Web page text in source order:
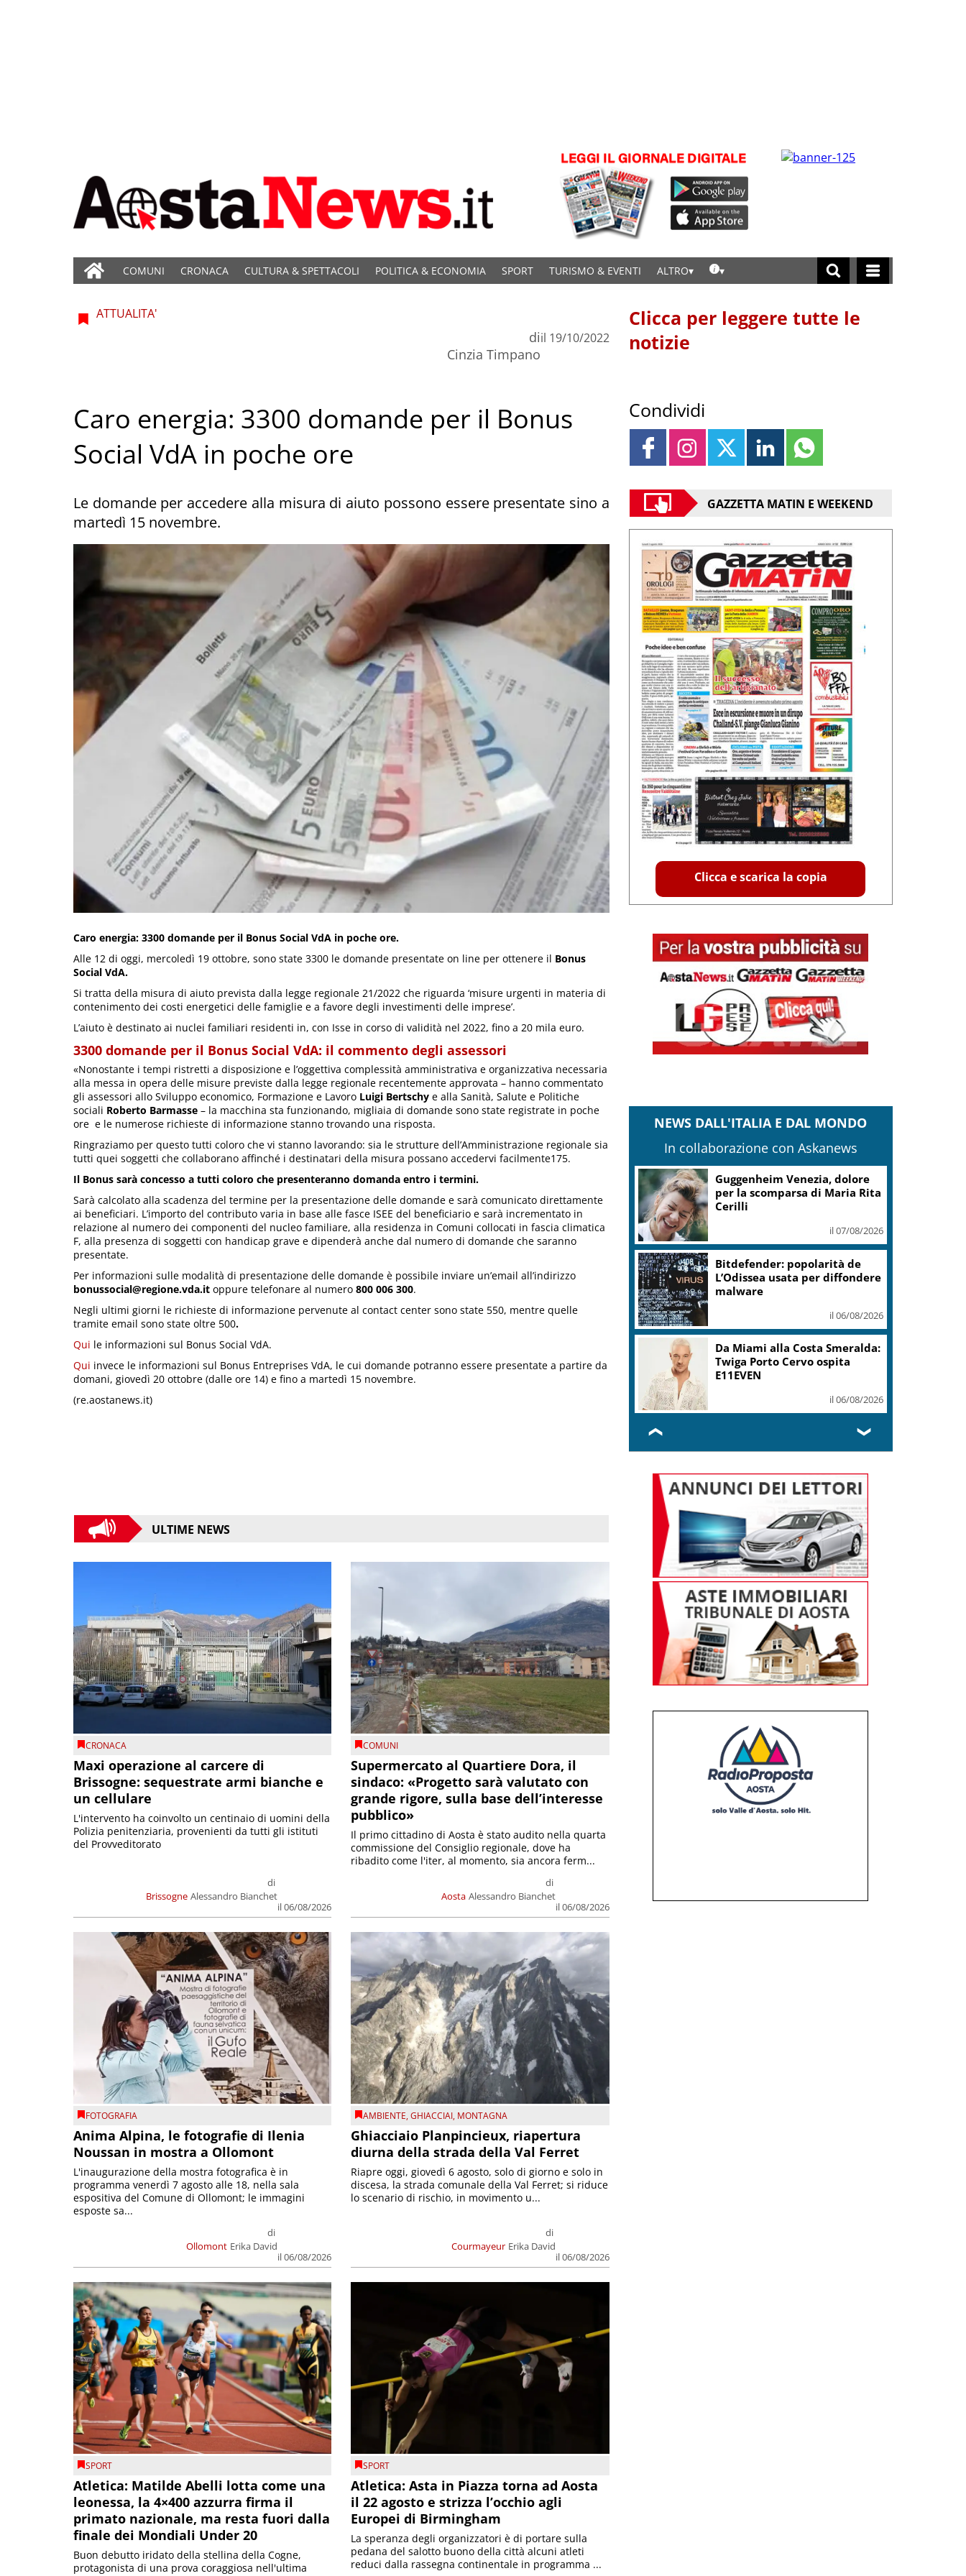
COMUNI CRONACA CULTURA & SPETTACOLI POLITICA & ECONOMIA SPORT TURISMO & EVENTI ALTRO
ATTUALITA'
di
Cinzia Timpano
il 19/10/2022
Caro energia: 3300 domande per il Bonus
Social VdA in poche ore
Le domande per accedere alla misura di aiuto possono essere presentate sino a
martedì 15 novembre.
Caro energia: 3300 domande per il Bonus Social VdA in poche ore.
Alle 12 di oggi, mercoledì 19 ottobre, sono state 3300 le domande presentate on line per ottenere il Bonus
Social VdA.
Si tratta della misura di aiuto prevista dalla legge regionale 21/2022 che riguarda ‘misure urgenti in materia di
contenimento dei costi energetici delle famiglie e a favore degli investimenti delle imprese’.
L’aiuto è destinato ai nuclei familiari residenti in, con Isse in corso di validità nel 2022, fino a 20 mila euro.
3300 domande per il Bonus Social VdA: il commento degli assessori
«Nonostante i tempi ristretti a disposizione e l’oggettiva complessità amministrativa e organizzativa necessaria
alla messa in opera delle misure previste dalla legge regionale recentemente approvata – hanno commentato
gli assessori allo Sviluppo economico, Formazione e Lavoro Luigi Bertschy e alla Sanità, Salute e Politiche
sociali Roberto Barmasse – la macchina sta funzionando, migliaia di domande sono state registrate in poche
ore e le numerose richieste di informazione stanno trovando una risposta.
Ringraziamo per questo tutti coloro che vi stanno lavorando: sia le strutture dell’Amministrazione regionale sia
tutti quei soggetti che collaborano affinché i destinatari della misura possano accedervi facilmente175.
Il Bonus sarà concesso a tutti coloro che presenteranno domanda entro i termini.
Sarà calcolato alla scadenza del termine per la presentazione delle domande e sarà comunicato direttamente
ai beneficiari. L’importo del contributo varia in base alle fasce ISEE del beneficiario e sarà incrementato in
relazione al numero dei componenti del nucleo familiare, alla residenza in Comuni collocati in fascia climatica
F, alla presenza di soggetti con handicap grave e dipenderà anche dal numero di domande che saranno
presentate.
Per informazioni sulle modalità di presentazione delle domande è possibile inviare un’email all’indirizzo
bonussocial@regione.vda.it oppure telefonare al numero 800 006 300.
Negli ultimi giorni le richieste di informazione pervenute al contact center sono state 550, mentre quelle
tramite email sono state oltre 500.
Qui le informazioni sul Bonus Social VdA.
Qui invece le informazioni sul Bonus Entreprises VdA, le cui domande potranno essere presentate a partire da
domani, giovedì 20 ottobre (dalle ore 14) e fino a martedì 15 novembre.
(re.aostanews.it)
ULTIME NEWS
CRONACA
Maxi operazione al carcere di
Brissogne: sequestrate armi bianche e
un cellulare
Brissogne
di
Alessandro Bianchet
il 06/08/2026
L'intervento ha coinvolto un centinaio di uomini della
Polizia penitenziaria, provenienti da tutti gli istituti
del Provveditorato
COMUNI
Supermercato al Quartiere Dora, il
sindaco: «Progetto sarà valutato con
grande rigore, sulla base dell’interesse
pubblico»
Aosta
di
Alessandro Bianchet
il 06/08/2026
Il primo cittadino di Aosta è stato audito nella quarta
commissione del Consiglio regionale, dove ha
ribadito come l'iter, al momento, sia ancora ferm...
FOTOGRAFIA
Anima Alpina, le fotografie di Ilenia
Noussan in mostra a Ollomont
Ollomont
di
Erika David
il 06/08/2026
L'inaugurazione della mostra fotografica è in
programma venerdì 7 agosto alle 18, nella sala
espositiva del Comune di Ollomont; le immagini
esposte sa...
AMBIENTE,GHIACCIAI, MONTAGNA
Ghiacciaio Planpincieux, riapertura
diurna della strada della Val Ferret
Courmayeur
di
Erika David
il 06/08/2026
Riapre oggi, giovedì 6 agosto, solo di giorno e solo in
discesa, la strada comunale della Val Ferret; si riduce
lo scenario di rischio, in movimento u...
SPORT
Atletica: Matilde Abelli lotta come una
leonessa, la 4×400 azzurra firma il
primato nazionale, ma resta fuori dalla
finale dei Mondiali Under 20
Buon debutto iridato della stellina della Cogne,
protagonista di una prova coraggiosa nell'ultima
SPORT
Atletica: Asta in Piazza torna ad Aosta
il 22 agosto e strizza l’occhio agli
Europei di Birmingham
La speranza degli organizzatori è di portare sulla
pedana del salotto buono della città alcuni atleti
reduci dalla rassegna continentale in programma ...
Clicca per leggere tutte le
notizie
Condividi
GAZZETTA MATIN E WEEKEND
Clicca e scarica la copia
NEWS DALL'ITALIA E DAL MONDO
In collaborazione con Askanews
Guggenheim Venezia, dolore
per la scomparsa di Maria Rita
Cerilli
il 07/08/2026
Bitdefender: popolarità de
L’Odissea usata per diffondere
malware
il 06/08/2026
Da Miami alla Costa Smeralda:
Twiga Porto Cervo ospita
E11EVEN
il 06/08/2026
❮ ❯